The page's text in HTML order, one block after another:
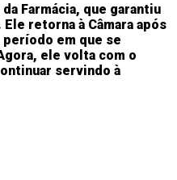
Farmácia, que garantiu
retorna à Câmara após
em que se
ele volta com o
servindo à